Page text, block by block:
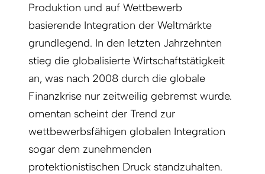
Produktion und auf Wettbewerb
basierende Integration der Weltmärkte
grundlegend. In den letzten Jahrzehnten
stieg die globalisierte Wirtschaftstätigkeit
an, was nach 2008 durch die globale
Finanzkrise nur zeitweilig gebremst wurde.
omentan scheint der Trend zur
wettbewerbsfähigen globalen Integration
sogar dem zunehmenden
protektionistischen Druck standzuhalten.